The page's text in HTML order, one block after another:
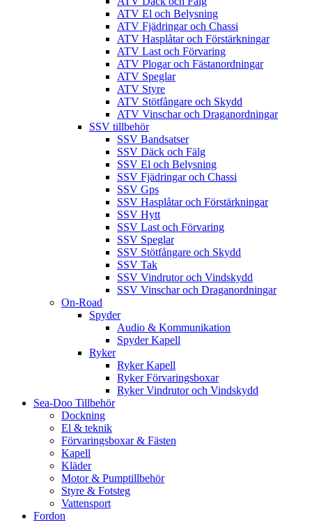
ATV El och Belysning
ATV Fjädringar och Chassi
ATV Hasplåtar och Förstärkningar
ATV Last och Förvaring
ATV Plogar och Fästanordningar
ATV Speglar
ATV Styre
ATV Stötfångare och Skydd
ATV Vinschar och Draganordningar
SSV tillbehör
SSV Bandsatser
SSV Däck och Fälg
SSV El och Belysning
SSV Fjädringar och Chassi
SSV Gps
SSV Hasplåtar och Förstärkningar
SSV Hytt
SSV Last och Förvaring
SSV Speglar
SSV Stötfångare och Skydd
SSV Tak
SSV Vindrutor och Vindskydd
SSV Vinschar och Draganordningar
On-Road
Spyder
Audio & Kommunikation
Spyder Kapell
Ryker
Ryker Kapell
Ryker Förvaringsboxar
Ryker Vindrutor och Vindskydd
Sea-Doo Tillbehör
Dockning
El & teknik
Förvaringsboxar & Fästen
Kapell
Kläder
Motor & Pumptillbehör
Styre & Fotsteg
Vattensport
Fordon